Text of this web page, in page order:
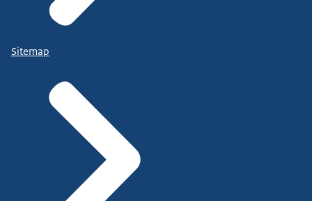
Sitemap